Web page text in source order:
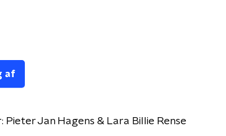
af
Pieter Jan Hagens & Lara Billie Rense